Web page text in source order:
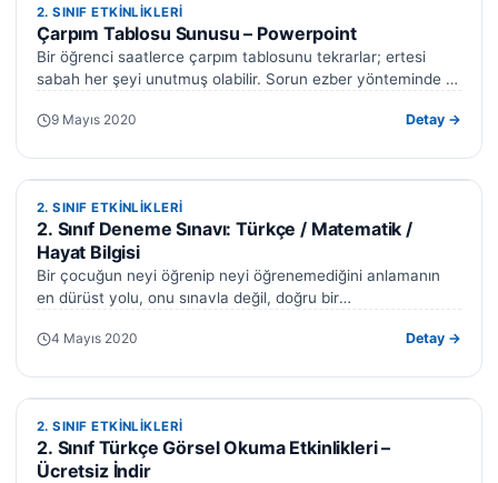
2. SINIF ETKINLIKLERI
2. SINIF ETKINLIKLERI
Çarpım Tablosu Sunusu – Powerpoint
Bir öğrenci saatlerce çarpım tablosunu tekrarlar; ertesi
sabah her şeyi unutmuş olabilir. Sorun ezber yönteminde —
9 Mayıs 2020 Detay →
2. SINIF ETKINLIKLERI
2. SINIF ETKINLIKLERI
2. Sınıf Deneme Sınavı: Türkçe / Matematik /
Hayat Bilgisi
Bir çocuğun neyi öğrenip neyi öğrenemediğini anlamanın
en dürüst yolu, onu sınavla değil, doğru bir
4 Mayıs 2020 Detay →
2. SINIF ETKINLIKLERI
2. SINIF ETKINLIKLERI
2. Sınıf Türkçe Görsel Okuma Etkinlikleri –
Ücretsiz İndir